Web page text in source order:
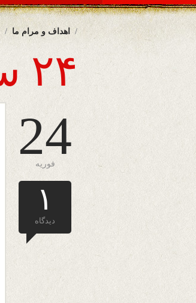
اهداف و مرام ما
۲۴ ساعت
24
فوریه
۱
دیدگاه